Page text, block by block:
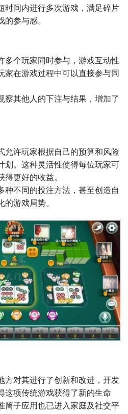
时间内进行多次游戏，满足碎片
的参与感。
多个玩家同时参与，游戏互动性
家在游戏过程中可以直接参与同
察其他人的下注与结果，增加了
允许玩家根据自己的预算和风险
。这种灵活性使得每位玩家可
得更好的收益。
种不同的投注方法，甚至创造自
的游戏局势。
方对其进行了创新和改进，开发
这项传统游戏获得了新的生命
筒子应用也已进入家庭及社交平